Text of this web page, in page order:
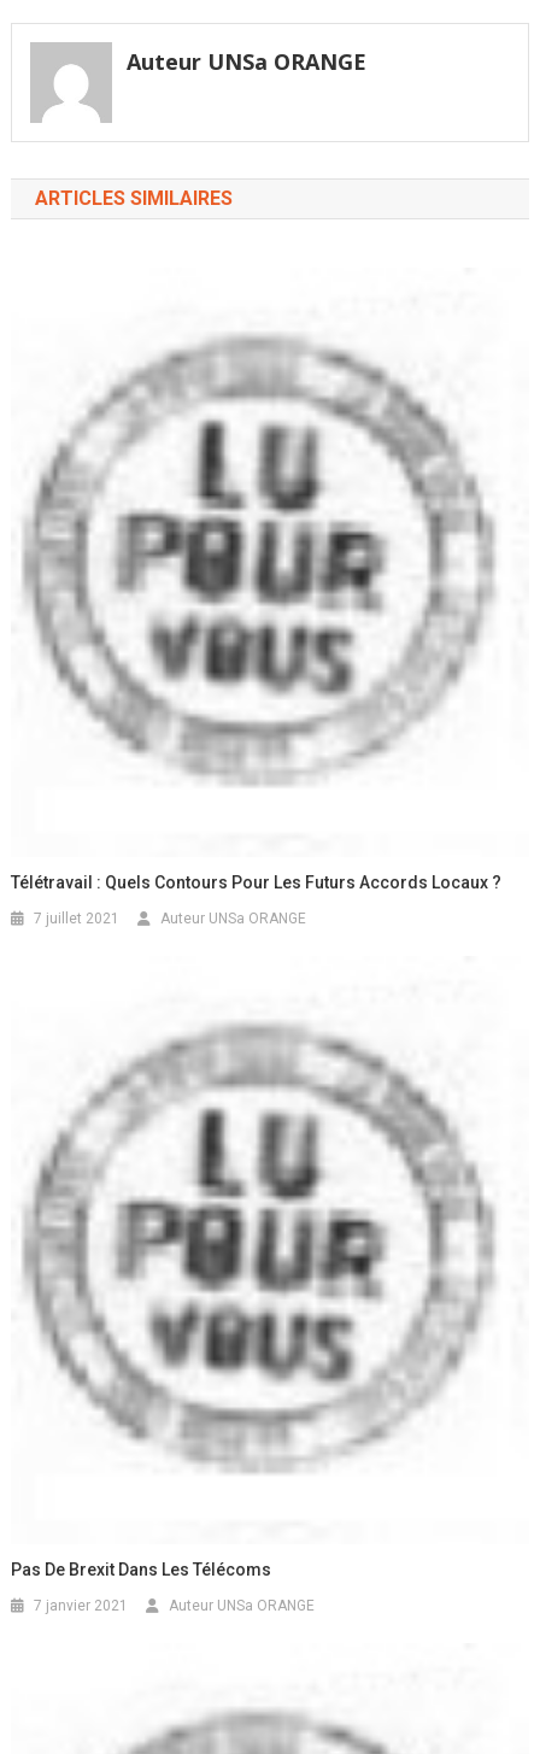
prendre, en 2017, un
certain nombre de…
l’article
Auteur UNSa ORANGE
ARTICLES SIMILAIRES
Télétravail : Quels Contours Pour Les Futurs Accords Locaux ?
7 juillet 2021 Auteur UNSa ORANGE
Pas De Brexit Dans Les Télécoms
7 janvier 2021 Auteur UNSa ORANGE